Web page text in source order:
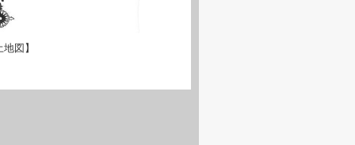
図】